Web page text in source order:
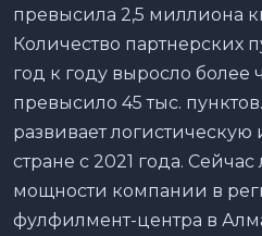
превысила 2,5 миллиона
Количество партнерских
год к году выросло более
превысило 45 тыс.
развивает логистическую
стране с 2021 года.
мощности компании в
фулфилмент-центра в